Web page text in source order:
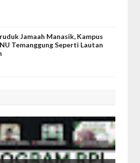
Jamaah Manasik, Kampus
Temanggung Seperti Lautan